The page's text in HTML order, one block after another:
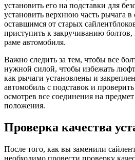
установить его на подставки для
установить верхнюю часть рычага в
оставшимся от старых
приступить к закручиванию
раме автомобиля.
Важно следить за тем, чтобы все
нужной силой, чтобы избежать
как рычаги установлены и
автомобиль с подставок и
осмотрев все соединения на
положения.
Проверка качества
После того, как вы заменили
необходимо провести проверку